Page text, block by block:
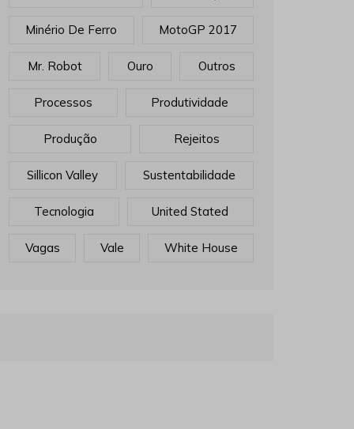
Minério De Ferro MotoGP 2017
Mr. Robot Ouro Outros
Processos Produtividade
Produção Rejeitos
Sillicon Valley Sustentabilidade
Tecnologia United Stated
Vagas Vale White House